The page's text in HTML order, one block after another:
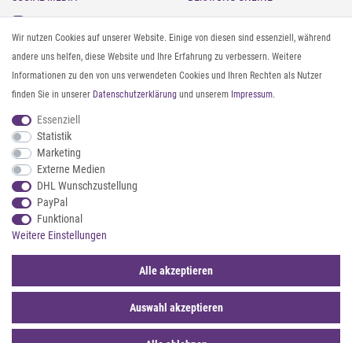
Instagram
Facebook
Pinterest
Twitter
Youtube
Threads
Gürtel messen & kürzen
Sonnenbrillen & UV-Schutz
Textilpflege
Textil- und Material-Guide
Geldbörse richtig organisieren
ZAHLUNG & VERSAND
Wir nutzen Cookies auf unserer Website. Einige von diesen sind essenziell, während
andere uns helfen, diese Website und Ihre Erfahrung zu verbessern. Weitere
Informationen zu den von uns verwendeten Cookies und Ihren Rechten als Nutzer
finden Sie in unserer Daten­schutz­erklärung und unserem Impressum.
Essenziell
Statistik
Marketing
Externe Medien
DHL Wunschzustellung
PayPal
Funktional
Weitere Einstellungen
Auswahl akzeptieren
Alle akzeptieren
© 2026 styleBREAKER | Alle Rechte vorbehalten. |
*Sternchentexte und rechtliche Hinweise